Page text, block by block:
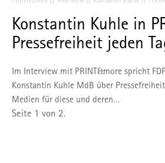
Konstantin Kuhle in
Pressefreiheit jeden
Im Interview mit PRINT&more spricht
Konstantin Kuhle MdB über
Medien für diese und deren…
Seite 1 von 2.